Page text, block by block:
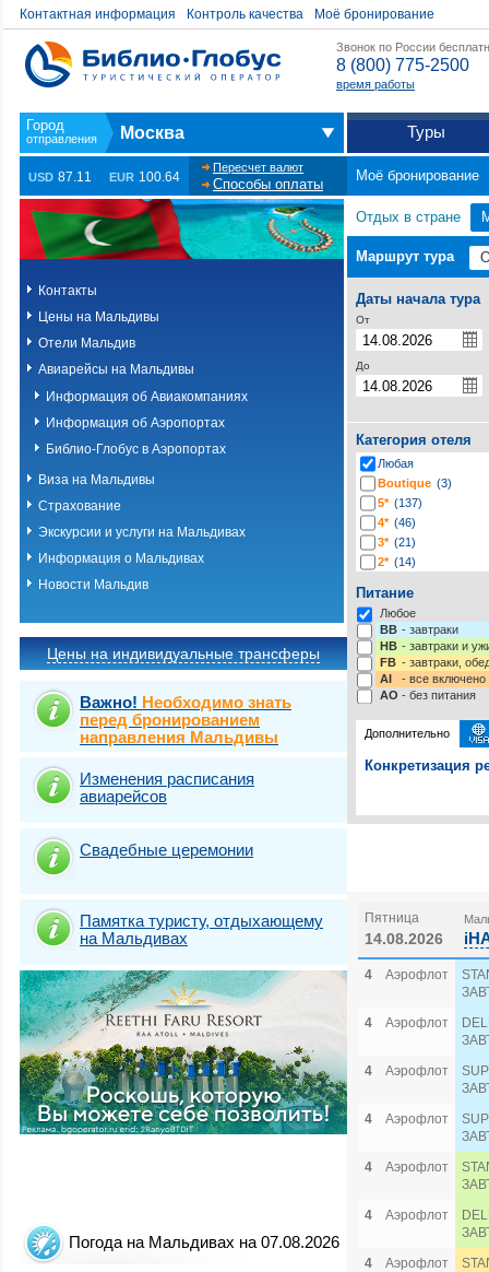
Контактная информация Контроль качества Моё бронирование
Звонок по России
8 (800) 775-2500
время работы
Москва Туры
USD 87.11 EUR 100.64
Пересчет валют
Способы оплаты
Моё бронирование
Контакты
Цены на Мальдивы
Отели Мальдив
Авиарейсы на Мальдивы
Информация об Авиакомпаниях
Информация об Аэропортах
Библио-Глобус в Аэропортах
Виза на Мальдивы
Страхование
Экскурсии и услуги на Мальдивах
Информация о Мальдивах
Новости Мальдив
Цены на индивидуальные трансферы
Важно! Необходимо знать
перед бронированием
направления Мальдивы
Изменения расписания
авиарейсов
Свадебные церемонии
Памятка туристу, отдыхающему
на Мальдивах
Погода на Мальдивах на 07.08.2026
Отдых в стране
Маршрут тура
Даты начала тура
От
До
Категория отеля
Любая
Boutique (3)
5* (137)
4* (46)
3* (21)
2* (14)
Питание
Любое
BB - завтраки
HB - завтраки и
FB - завтраки,
AI
- все включено
AO - без питания
Дополнительно
Конкретизация
Пятница
14.08.2026
4 Аэрофлот
4
Аэрофлот
4
Аэрофлот
4
Аэрофлот
4
Аэрофлот
4
Аэрофлот
4
Аэрофлот